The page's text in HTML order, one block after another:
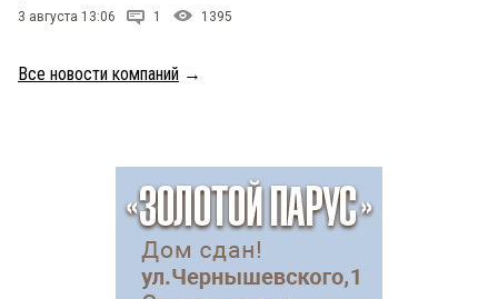
3 августа 13:06 1 1395
Все новости компаний →